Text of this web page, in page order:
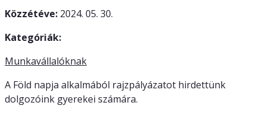
Közzétéve: 2024. 05. 30.
Kategóriák:
Munkavállalóknak
A Föld napja alkalmából rajzpályázatot hirdettünk
dolgozóink gyerekei számára.